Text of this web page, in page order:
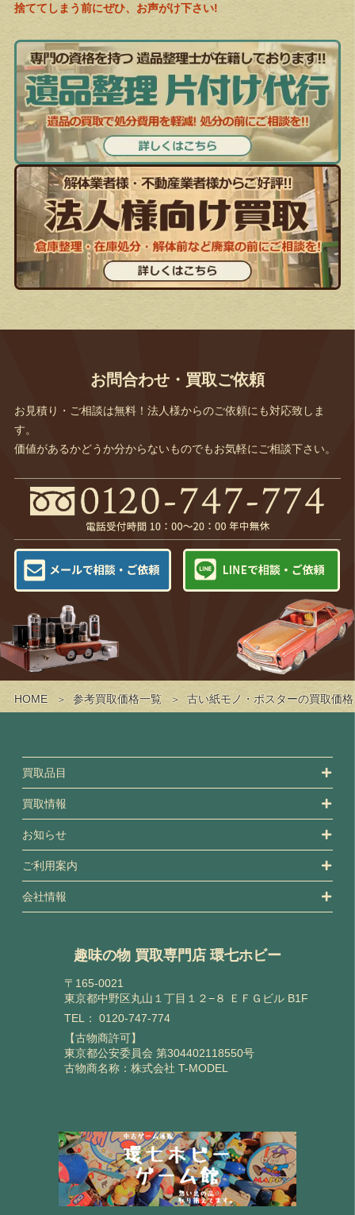
HOME 参考買取価格一覧 古い紙モノ・ポスターの買取価格
捨ててしまう前にぜひ、お声がけ下さい!
お問合わせ・買取ご依頼
お見積り・ご相談は無料！法人様からのご依頼にも対応致しま
す。
価値があるかどうか分からないものでもお気軽にご相談下さい。
買取品目
買取情報
お知らせ
ご利用案内
会社情報
趣味の物 買取専門店 環七ホビー
〒165-0021
東京都中野区丸山１丁目１２−８ ＥＦＧビル B1F
TEL： 0120-747-774
【古物商許可】
東京都公安委員会 第304402118550号
古物商名称：株式会社 T-MODEL